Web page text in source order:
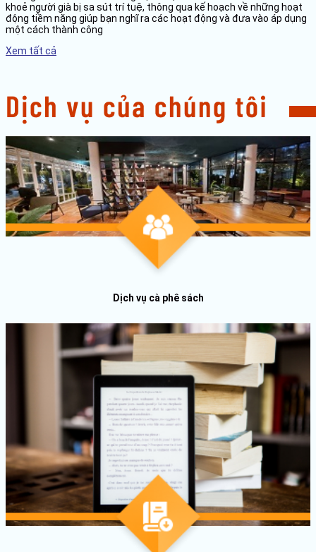
khoẻ người già bị sa sút trí tuệ, thông qua kế hoạch về những hoạt
động tiềm năng giúp bạn nghĩ ra các hoạt động và đưa vào áp dụng
một cách thành công
Xem tất cả
Dịch vụ cà phê sách